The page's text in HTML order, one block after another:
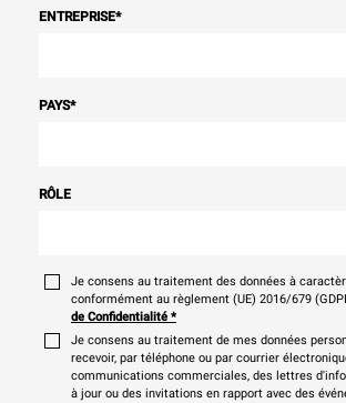
ENTREPRISE*
PAYS*
RÔLE
Je consens au traitement des données à
conformément au règlement (UE) 2016/679
de Confidentialité *
Je consens au traitement de mes données
recevoir, par téléphone ou par courrier
communications commerciales, des lettres
à jour ou des invitations en rapport avec des